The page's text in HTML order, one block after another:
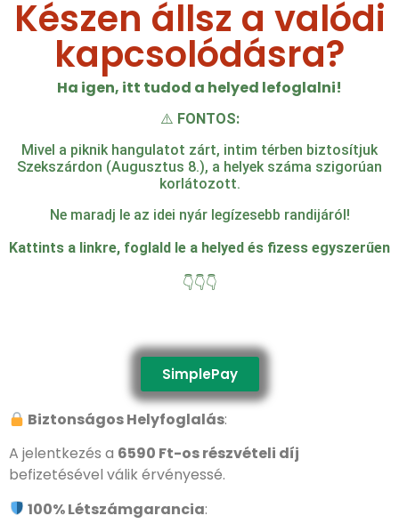
Készen állsz a valódi
kapcsolódásra?
Ha igen, itt tudod a helyed lefoglalni!
⚠️ FONTOS:
Mivel a piknik hangulatot zárt, intim térben biztosítjuk
Szekszárdon (Augusztus 8.), a helyek száma szigorúan
korlátozott.
Ne maradj le az idei nyár legízesebb randijáról!
Kattints a linkre, foglald le a helyed és fizess egyszerűen
👇👇👇
SimplePay
Biztonságos Helyfoglalás:
A jelentkezés a 6590 Ft-os részvételi díj
befizetésével válik érvényessé.
100% Létszámgarancia: